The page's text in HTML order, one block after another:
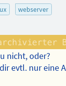
webserver
nicht, oder?
evtl. nur eine